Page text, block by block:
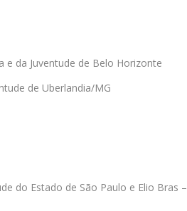
e da Juventude de Belo Horizonte
de Uberlandia/MG
do Estado de São Paulo e Elio Bras –